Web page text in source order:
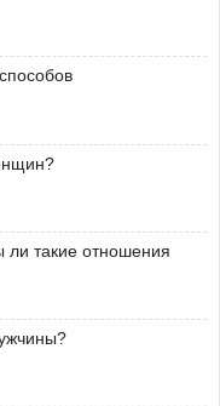
такие отношения